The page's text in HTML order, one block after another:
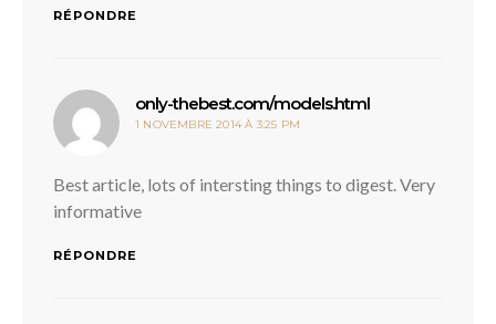
RÉPONDRE
only-thebest.com/models.html
1 NOVEMBRE 2014 À 3:25 PM
Best article, lots of intersting things to digest. Very
informative
RÉPONDRE